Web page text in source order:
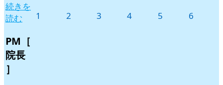
続きを
読む
PM［
院長
］
1 2 3 42026
5 6